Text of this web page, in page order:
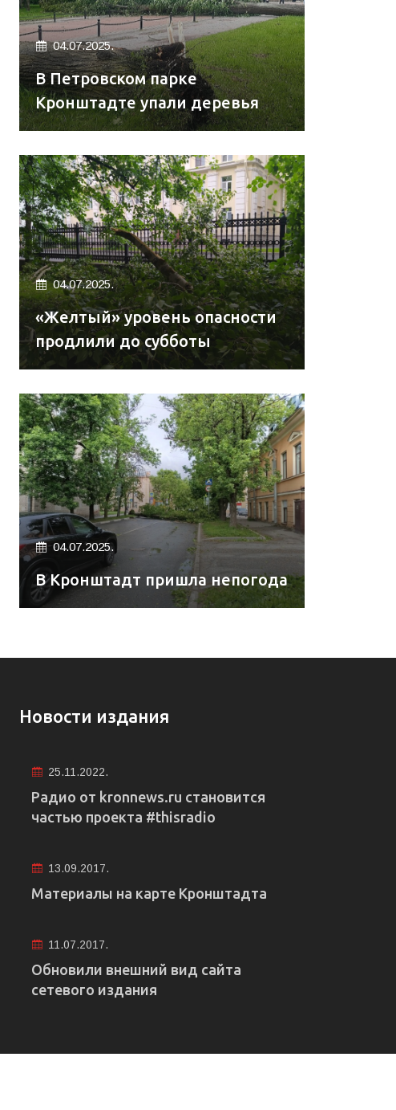
04.07.2025.
В Петровском парке
Кронштадте упали деревья
04.07.2025.
«Желтый» уровень опасности
продлили до субботы
04.07.2025.
В Кронштадт пришла непогода
Новости издания
25.11.2022.
Радио от kronnews.ru становится
частью проекта #thisradio
13.09.2017.
Материалы на карте Кронштадта
11.07.2017.
Обновили внешний вид сайта
сетевого издания